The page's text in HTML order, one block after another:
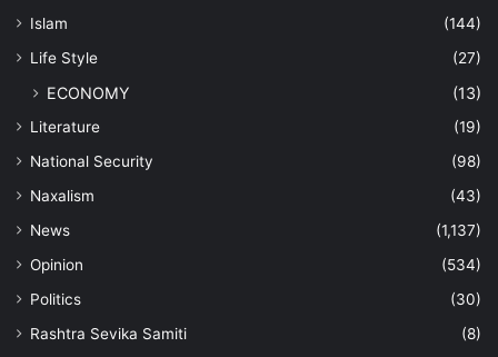
Islam
(144)
Life Style
(27)
ECONOMY (13)
Literature
(19)
National Security
(98)
Naxalism
(43)
News
(1,137)
Opinion
(534)
Politics
(30)
Rashtra Sevika Samiti
(8)